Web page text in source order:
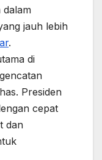
dalam
jauh lebih
.
di
Presiden
cepat
dan